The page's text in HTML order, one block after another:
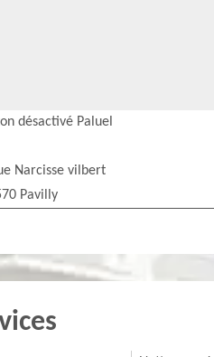
désactivé Paluel
Narcisse vilbert
Pavilly